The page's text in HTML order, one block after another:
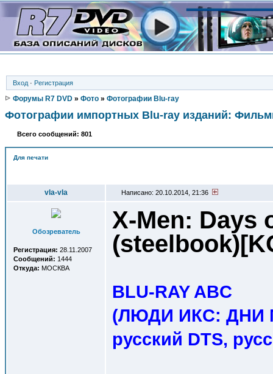
Вход · Регистрация
Форумы R7 DVD » Фото » Фотографии Blu-ray
Фотографии импортных Blu-ray изданий:
Всего сообщений: 801
Для печати
vla-vla Написано: 20.10.2014, 21:36
Обозреватель
Регистрация: 28.11.2007
Сообщений: 1444
Откуда: МОСКВА
X-Men: Days
BLU-RAY ABC
(ЛЮДИ ИКС: ДНИ
русский DTS,